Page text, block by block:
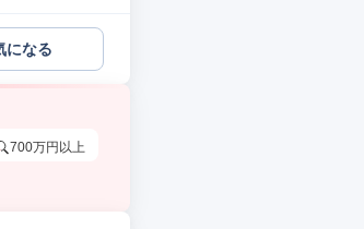
になる
700万円以上